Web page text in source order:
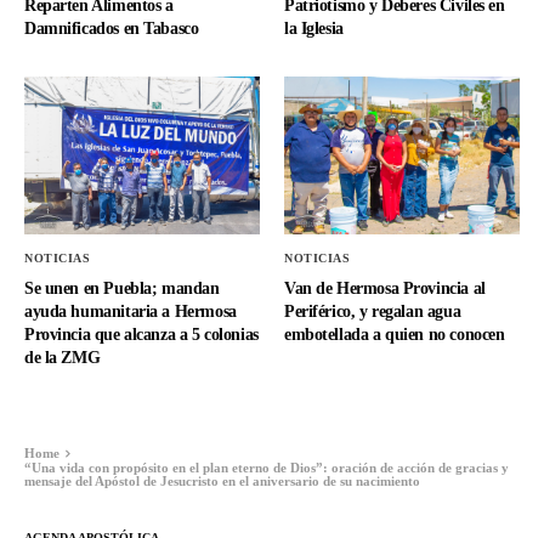
Reparten Alimentos a
Damnificados en Tabasco
Patriotismo y Deberes Civiles en
la Iglesia
NOTICIAS
Se unen en Puebla; mandan
ayuda humanitaria a Hermosa
Provincia que alcanza a 5 colonias
de la ZMG
NOTICIAS
Van de Hermosa Provincia al
Periférico, y regalan agua
embotellada a quien no conocen
Home
“Una vida con propósito en el plan eterno de Dios”: oración de acción de gracias y
mensaje del Apóstol de Jesucristo en el aniversario de su nacimiento